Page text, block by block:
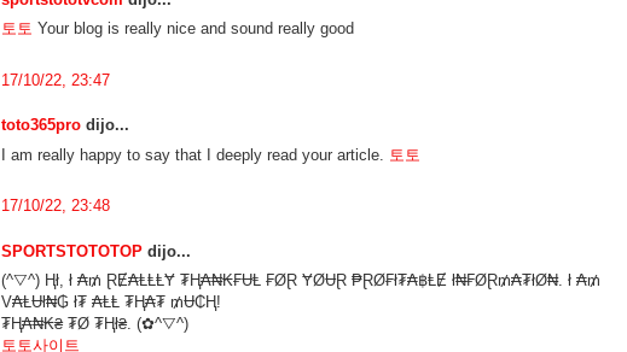
토토 Your blog is really nice and sound really good
17/10/22, 23:47
toto365pro dijo...
I am really happy to say that I deeply read your article.
토토
17/10/22, 23:48
SPORTSTOTOTOP dijo...
(^▽^) Ⱨł, ł ₳₥ ⱤɆ₳ⱠⱠⱠɎ ₮Ⱨ₳₦₭₣ɄⱠ ₣ØⱤ ɎØɄⱤ ₱ⱤØ₣ł₮₳฿ⱠɆ ł₦₣ØⱤ₥₳₮łØ₦. ł ₳₥
V₳ⱠɄł₦₲ ł₮ ₳ⱠⱠ ₮Ⱨ₳₮ ₥Ʉ₵Ⱨ!
₮Ⱨ₳₦₭₴ ₮Ø ₮Ⱨł₴. (✿^▽^)
토토사이트